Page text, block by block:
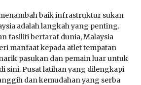
baik infrastruktur sukan
adalah langkah yang penting.
fasiliti bertaraf dunia, Malaysia
manfaat kepada atlet tempatan
pasukan dan pemain luar untuk
sini. Pusat latihan yang dilengkapi
dan kemudahan yang serba